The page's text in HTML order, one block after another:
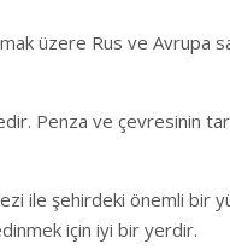
üzere Rus ve Avrupa
Penza ve çevresinin
ile şehirdeki önemli bir
için iyi bir yerdir.